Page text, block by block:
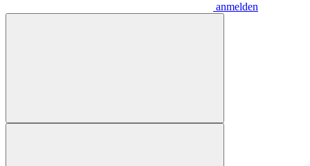
anmelden